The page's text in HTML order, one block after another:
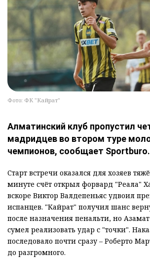
Фото: ФК "Кайрат"
Алматинский клуб пропустил
мадридцев во втором туре
чемпионов, сообщает
Старт встречи оказался для хозяев
минуте счёт открыл форвард "Реала"
вскоре Виктор Валдепеньяс удвоил
испанцев. "Кайрат" получил шанс
после назначения пенальти, но
сумел реализовать удар с "точки".
последовало почти сразу – Роберто
до разгромного.